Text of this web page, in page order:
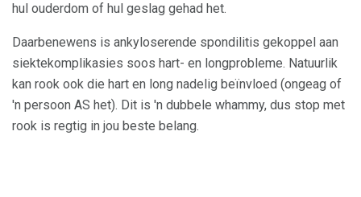
hul ouderdom of hul geslag gehad het.
Daarbenewens is ankyloserende spondilitis gekoppel aan
siektekomplikasies soos hart- en longprobleme. Natuurlik
kan rook ook die hart en long nadelig beïnvloed (ongeag of
'n persoon AS het). Dit is 'n dubbele whammy, dus stop met
rook is regtig in jou beste belang.